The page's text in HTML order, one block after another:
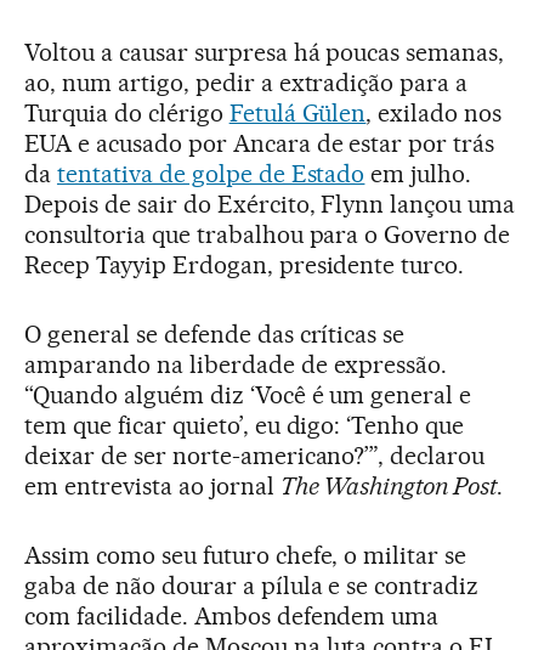
Voltou a causar surpresa há poucas semanas,
ao, num artigo, pedir a extradição para a
Turquia do clérigo Fetulá Gülen, exilado nos
EUA e acusado por Ancara de estar por trás
da tentativa de golpe de Estado em julho.
Depois de sair do Exército, Flynn lançou uma
consultoria que trabalhou para o Governo de
Recep Tayyip Erdogan, presidente turco.
O general se defende das críticas se
amparando na liberdade de expressão.
“Quando alguém diz ‘Você é um general e
tem que ficar quieto’, eu digo: ‘Tenho que
deixar de ser norte-americano?’”, declarou
em entrevista ao jornal The Washington Post.
Assim como seu futuro chefe, o militar se
gaba de não dourar a pílula e se contradiz
com facilidade. Ambos defendem uma